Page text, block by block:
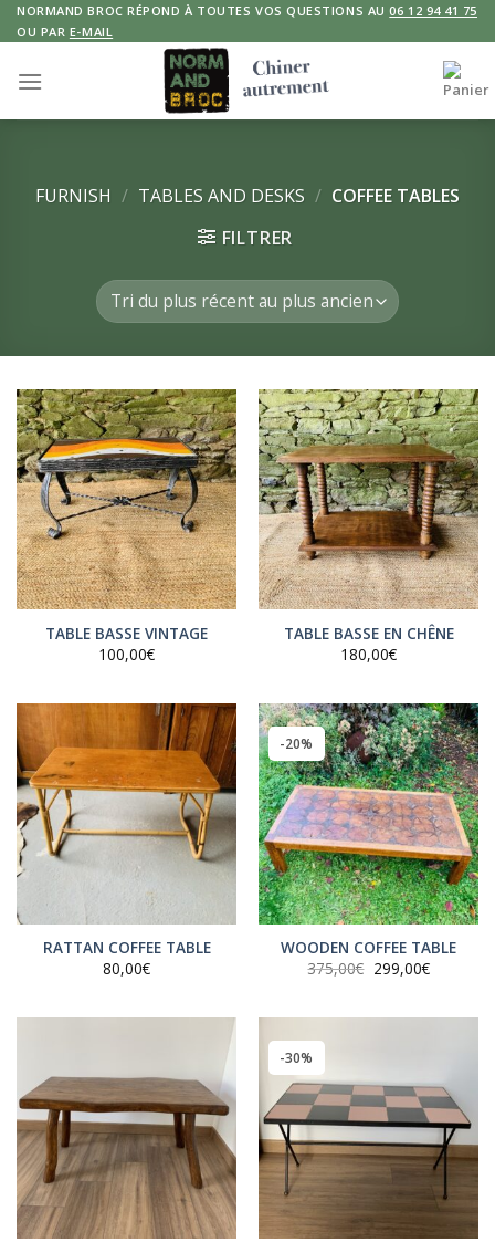
Skip
to
NORMAND BROC RÉPOND À TOUTES VOS QUESTIONS AU06 12 94 41 75
OU PAR E-MAIL
FURNISH / TABLES AND DESKS / COFFEE TABLES
FILTRER
TABLE BASSE VINTAGE
100,00€
TABLE BASSE EN CHÊNE
180,00€
RATTAN COFFEE TABLE
80,00€
-20%
WOODEN COFFEE TABLE
375,00€ Le
prix
375,00€.
299,00€Le
prix
299,00€.
-30%